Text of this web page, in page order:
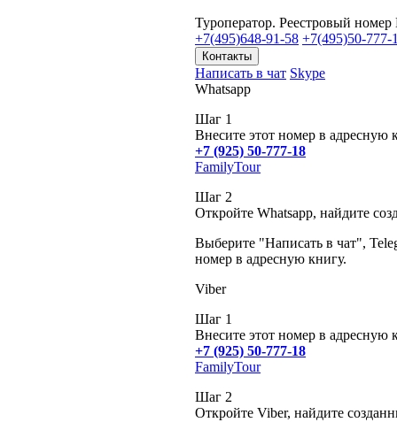
Туроператор. Реестровый
+7(495)648-91-58 +7(495)50-777-
Контакты
Написать в чат Skype
Whatsapp
Шаг 1
Внесите этот номер в адресную
+7 (925) 50-777-18
FamilyTour
Шаг 2
Откройте Whatsapp, найдите
Выберите "Написать в чат",
номер в адресную книгу.
Viber
Шаг 1
Внесите этот номер в адресную
+7 (925) 50-777-18
FamilyTour
Шаг 2
Откройте Viber, найдите